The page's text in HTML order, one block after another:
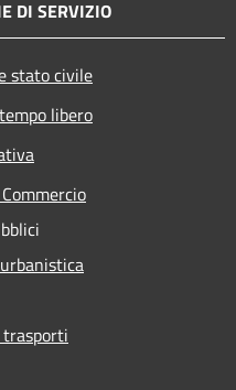
DI SERVIZIO
stato civile
libero